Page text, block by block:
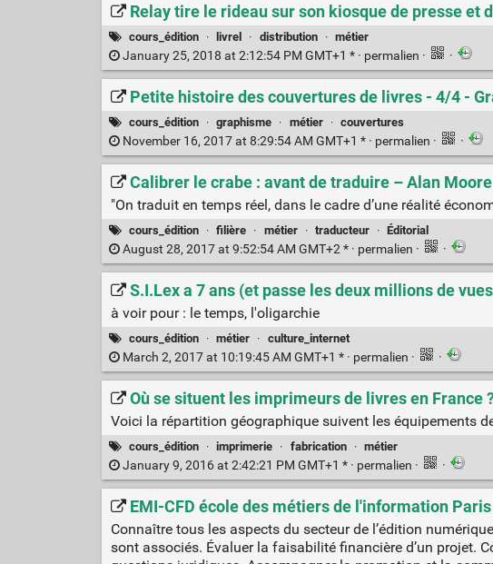
Relay tire le rideau sur son kiosque de presse
cours_édition · livrel · distribution · métier
January 25, 2018 at 2:12:54 PM GMT+1 * · permalien · ·
Petite histoire des couvertures de livres - 4/4 -
cours_édition · graphisme · métier · couvertures
November 16, 2017 at 8:29:54 AM GMT+1 * · permalien · ·
Calibrer le crabe : avant de traduire – Alan
"On traduit en temps réel, dans le cadre d’une réalité
cours_édition · filière · métier · traducteur · Éditorial
August 28, 2017 at 9:52:54 AM GMT+2 * · permalien · ·
S.I.Lex a 7 ans (et passe les deux millions de
à voir pour : le temps, l'oligarchie
cours_édition · métier · culture_internet
March 2, 2017 at 10:19:45 AM GMT+1 * · permalien · ·
Où se situent les imprimeurs de livres en France
Voici la répartition géographique suivent les équipements
cours_édition · imprimerie · fabrication · métier
January 9, 2016 at 2:42:21 PM GMT+1 * · permalien · ·
EMI-CFD école des métiers de l'information
Connaître tous les aspects du secteur de l’édition
sont associés. Évaluer la faisabilité financière d’un projet.